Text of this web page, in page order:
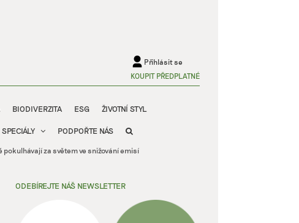
Přihlásit se
KOUPIT PŘEDPLATNÉ
BIODIVERZITA ESG ŽIVOTNÍ STYL
SPECIÁLY PODPOŘTE NÁS
za světem ve snižování emisí
ODEBÍREJTE NÁŠ NEWSLETTER